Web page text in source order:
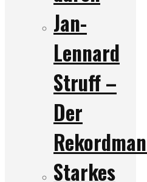
Jan-
Lennard
Struff –
Der
Starkes